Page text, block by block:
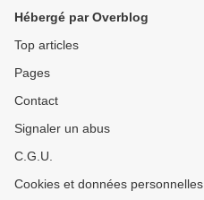
Hébergé par Overblog
Top articles
Pages
Contact
Signaler un abus
C.G.U.
Cookies et données personnelles